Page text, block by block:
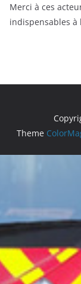
Merci à ces
indispensables à
Theme